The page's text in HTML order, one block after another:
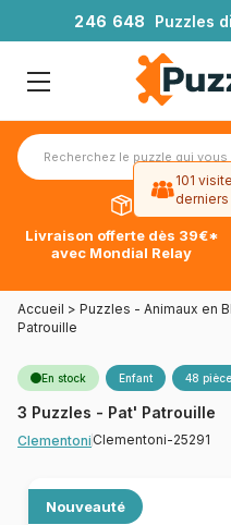
246 648 Puzzles
Livraison offerte dès 39€*
avec Mondial Relay
Accueil > Puzzles - Animaux en
Patrouille
En stock Enfant 48
3 Puzzles - Pat' Patrouille
Clementoni Clementoni-25291
Nouveauté
101
derniers